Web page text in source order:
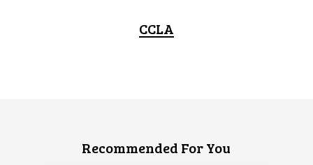
CCLA
Recommended For You